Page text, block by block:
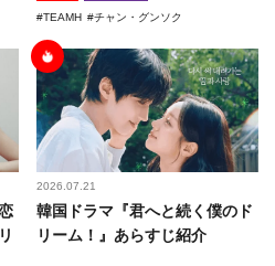
TEAMH チャン・グンソク
2026.07.21
韓国ドラマ『君へと続く僕のド
リーム！』あらすじ紹介